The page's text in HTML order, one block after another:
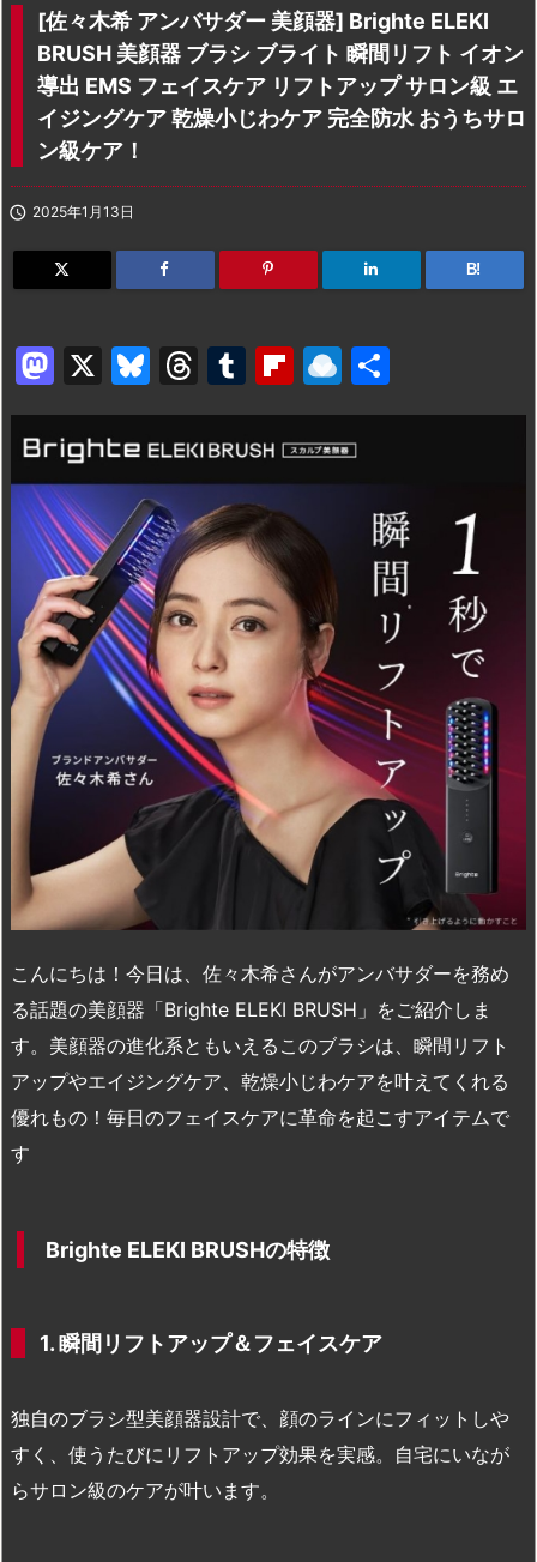
[佐々木希 アンバサダー 美顔器] Brighte ELEKI
BRUSH 美顔器 ブラシ ブライト 瞬間リフト イオン
導出 EMS フェイスケア リフトアップ サロン級 エ
イジングケア 乾燥小じわケア 完全防水 おうちサロ
ン級ケア！
 2025年1月13日
B!
M
a
st
o
d
o
n
X
Bl
u
e
s
k
y
T
hr
e
a
d
s
T
u
m
bl
r
Fl
ip
b
o
ar
R
ai
n
dr
p.
有
こんにちは！今日は、佐々木希さんがアンバサダーを務め
る話題の美顔器「Brighte ELEKI BRUSH」をご紹介しま
す。美顔器の進化系ともいえるこのブラシは、瞬間リフト
アップやエイジングケア、乾燥小じわケアを叶えてくれる
優れもの！毎日のフェイスケアに革命を起こすアイテムで
す
Brighte ELEKI BRUSHの特徴
1. 瞬間リフトアップ＆フェイスケア
独自のブラシ型美顔器設計で、顔のラインにフィットしや
すく、使うたびにリフトアップ効果を実感。自宅にいなが
らサロン級のケアが叶います。